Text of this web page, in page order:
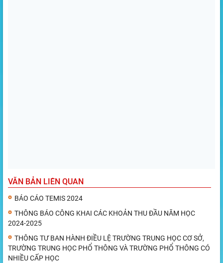
VĂN BẢN LIÊN QUAN
BÁO CÁO TEMIS 2024
THÔNG BÁO CÔNG KHAI CÁC KHOẢN THU ĐẦU NĂM HỌC
2024-2025
THÔNG TƯ BAN HÀNH ĐIỀU LỆ TRƯỜNG TRUNG HỌC CƠ SỞ,
TRƯỜNG TRUNG HỌC PHỔ THÔNG VÀ TRƯỜNG PHỔ THÔNG CÓ
NHIỀU CẤP HỌC